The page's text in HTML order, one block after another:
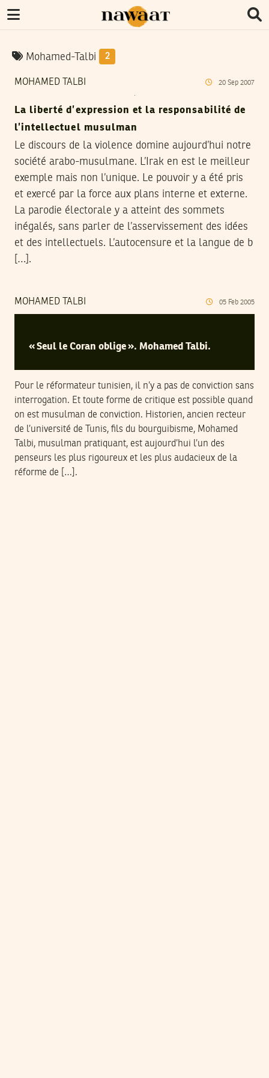
Mohamed-Talbi 2
MOHAMED TALBI 20 Sep 2007
La liberté d’expression et la responsabilité de
l’intellectuel musulman
Le discours de la violence domine aujourd’hui notre
société arabo-musulmane. L’Irak en est le meilleur
exemple mais non l’unique. Le pouvoir y a été pris
et exercé par la force aux plans interne et externe.
La parodie électorale y a atteint des sommets
inégalés, sans parler de l’asservissement des idées
et des intellectuels. L’autocensure et la langue de b
[…].
MOHAMED TALBI 05 Feb 2005
« Seul le Coran oblige ». Mohamed Talbi.
Pour le réformateur tunisien, il n’y a pas de conviction sans
interrogation. Et toute forme de critique est possible quand
on est musulman de conviction. Historien, ancien recteur
de l’université de Tunis, fils du bourguibisme, Mohamed
Talbi, musulman pratiquant, est aujourd’hui l’un des
penseurs les plus rigoureux et les plus audacieux de la
réforme de […].